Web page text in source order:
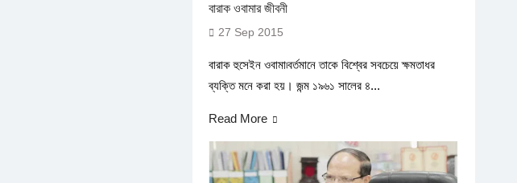
বারাক ওবামার জীবনী
27 Sep 2015
বারাক হুসেইন ওবামা৷বর্তমানে তাকে বিশ্বের সবচেয়ে ক্ষমতাধর
ব্যক্তি মনে করা হয়। জন্ম ১৯৬১ সালের ৪...
Read More